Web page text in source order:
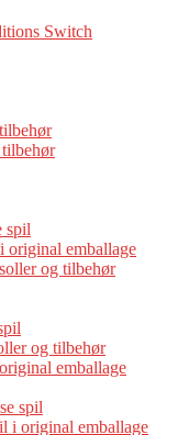
Switch
spil
original emballage
og tilbehør
og tilbehør
emballage
spil
i original emballage